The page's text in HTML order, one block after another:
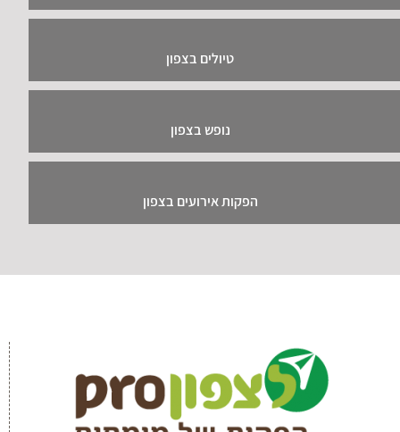
טיולים בצפון
נופש בצפון
הפקות אירועים בצפון